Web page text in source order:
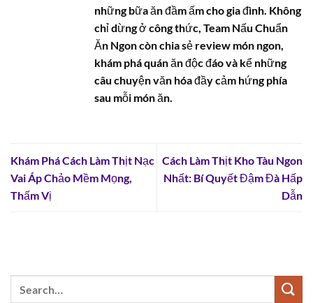
những bữa ăn đầm ấm cho gia đình. Không
chỉ dừng ở công thức, Team Nấu Chuẩn
Ăn Ngon còn chia sẻ review món ngon,
khám phá quán ăn độc đáo và kể những
câu chuyện văn hóa đầy cảm hứng phía
sau mỗi món ăn.
Khám Phá Cách Làm Thịt Nạc
Vai Áp Chảo Mềm Mọng,
Thấm Vị
Cách Làm Thịt Kho Tàu Ngon
Nhất: Bí Quyết Đậm Đà Hấp
Dẫn